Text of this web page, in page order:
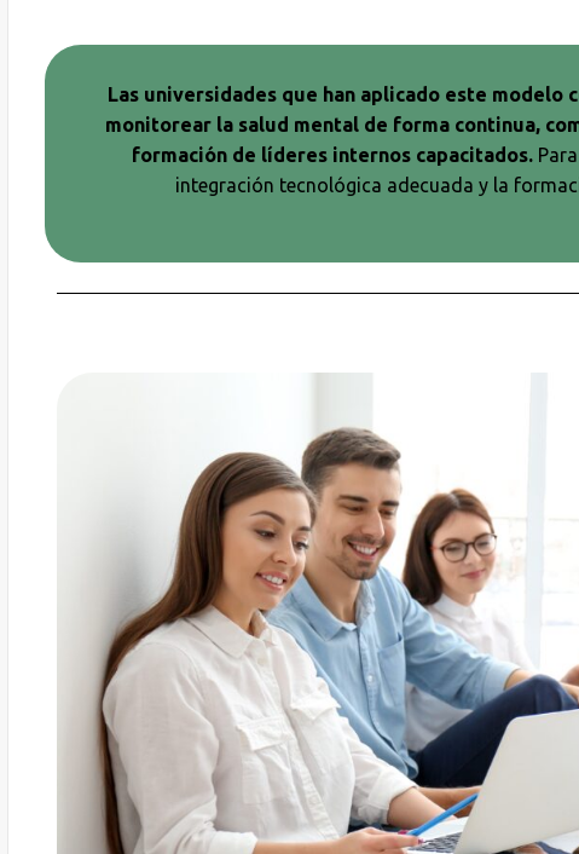
Las universidades que han aplicado este
monitorear la salud mental de forma continua,
formación de líderes internos capacitados.Para
integración tecnológica adecuada y la